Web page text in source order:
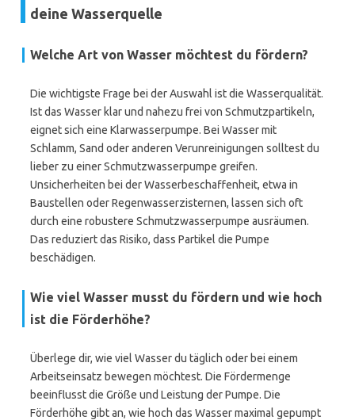
deine Wasserquelle
Welche Art von Wasser möchtest du fördern?
Die wichtigste Frage bei der Auswahl ist die Wasserqualität.
Ist das Wasser klar und nahezu frei von Schmutzpartikeln,
eignet sich eine Klarwasserpumpe. Bei Wasser mit
Schlamm, Sand oder anderen Verunreinigungen solltest du
lieber zu einer Schmutzwasserpumpe greifen.
Unsicherheiten bei der Wasserbeschaffenheit, etwa in
Baustellen oder Regenwasserzisternen, lassen sich oft
durch eine robustere Schmutzwasserpumpe ausräumen.
Das reduziert das Risiko, dass Partikel die Pumpe
beschädigen.
Wie viel Wasser musst du fördern und wie hoch
ist die Förderhöhe?
Überlege dir, wie viel Wasser du täglich oder bei einem
Arbeitseinsatz bewegen möchtest. Die Fördermenge
beeinflusst die Größe und Leistung der Pumpe. Die
Förderhöhe gibt an, wie hoch das Wasser maximal gepumpt